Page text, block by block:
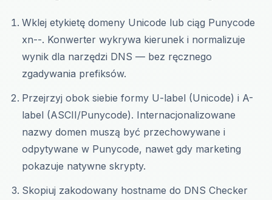
Wklej etykietę domeny Unicode lub ciąg Punycode
xn--. Konwerter wykrywa kierunek i normalizuje
wynik dla narzędzi DNS — bez ręcznego
zgadywania prefiksów.
Przejrzyj obok siebie formy U-label (Unicode) i A-
label (ASCII/Punycode). Internacjonalizowane
nazwy domen muszą być przechowywane i
odpytywane w Punycode, nawet gdy marketing
pokazuje natywne skrypty.
Skopiuj zakodowany hostname do DNS Checker